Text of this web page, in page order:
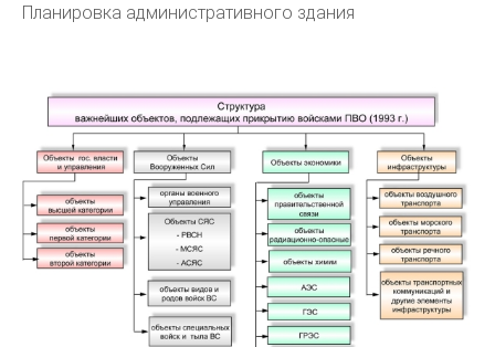
Планировка административного здания